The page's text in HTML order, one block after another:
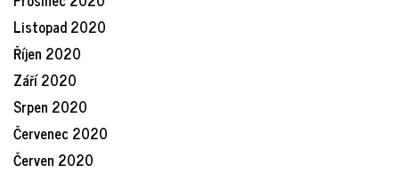
Listopad 2020
Říjen 2020
Září 2020
Srpen 2020
Červenec 2020
Červen 2020